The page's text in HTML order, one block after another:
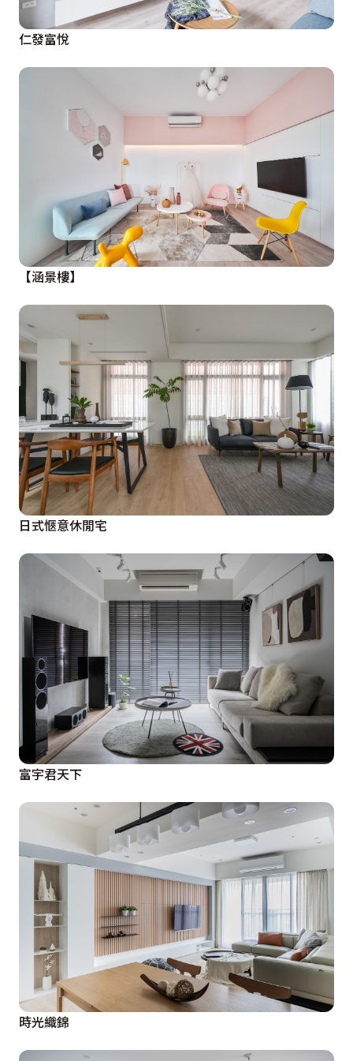
仁發富悅
【涵景樓】
日式愜意休閒宅
富宇君天下
時光織錦